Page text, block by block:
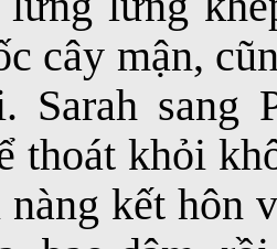
cây mận,
Sarah sang
thoát khỏi
nàng kết hôn